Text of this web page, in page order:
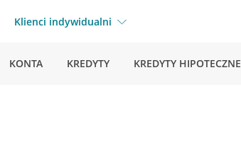
Klienci indywidualni
KONTA KREDYTY KREDYTY HIPOTECZNE